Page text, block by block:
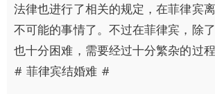
法律也进行了相关的规定，在菲律宾
不可能的事情了。不过在菲律宾，除
也十分困难，需要经过十分繁杂的过程
# 菲律宾结婚难 #